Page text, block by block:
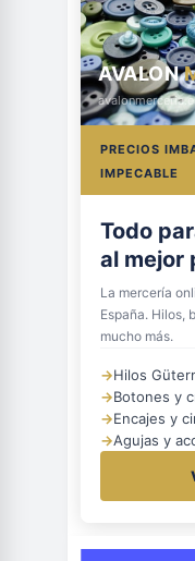
AVALON
PRECIOS
IMPECABLE
Todo
al mejor
La mercería
España. Hilos,
mucho más.
→Hilos
→Botones y
→Encajes y
→Agujas y